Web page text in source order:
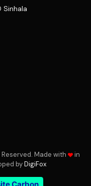
Sinhala
Made with
in
byDigiFox